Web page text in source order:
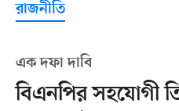
রাজনীতি
এক দফা দাবি
বিএনপির সহযোগী